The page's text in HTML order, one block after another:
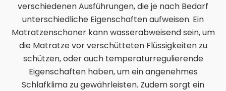
verschiedenen Ausführungen, die je nach Bedarf
unterschiedliche Eigenschaften aufweisen. Ein
Matratzenschoner kann wasserabweisend sein, um
die Matratze vor verschütteten Flüssigkeiten zu
schützen, oder auch temperaturregulierende
Eigenschaften haben, um ein angenehmes
Schlafklima zu gewährleisten. Zudem sorgt ein